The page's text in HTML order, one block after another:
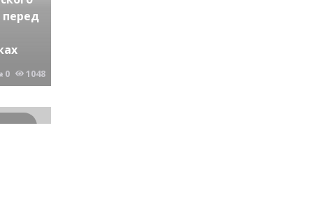
перед
0 1048
Криминальные новости Новосибирска и Сибирского региона